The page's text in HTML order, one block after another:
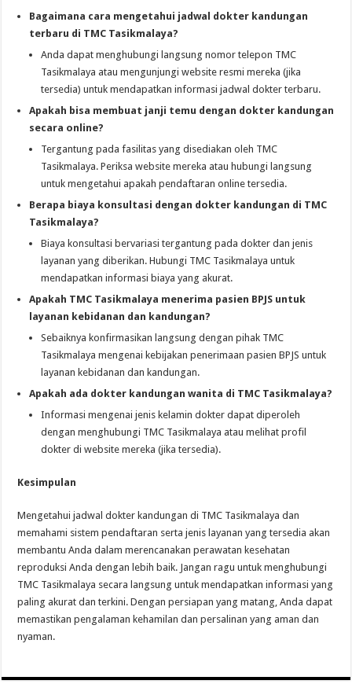
Bagaimana cara mengetahui jadwal dokter kandungan
terbaru di TMC Tasikmalaya?
Anda dapat menghubungi langsung nomor telepon TMC
Tasikmalaya atau mengunjungi website resmi mereka (jika
tersedia) untuk mendapatkan informasi jadwal dokter terbaru.
Apakah bisa membuat janji temu dengan dokter kandungan
secara online?
Tergantung pada fasilitas yang disediakan oleh TMC
Tasikmalaya. Periksa website mereka atau hubungi langsung
untuk mengetahui apakah pendaftaran online tersedia.
Berapa biaya konsultasi dengan dokter kandungan di TMC
Tasikmalaya?
Biaya konsultasi bervariasi tergantung pada dokter dan jenis
layanan yang diberikan. Hubungi TMC Tasikmalaya untuk
mendapatkan informasi biaya yang akurat.
Apakah TMC Tasikmalaya menerima pasien BPJS untuk
layanan kebidanan dan kandungan?
Sebaiknya konfirmasikan langsung dengan pihak TMC
Tasikmalaya mengenai kebijakan penerimaan pasien BPJS untuk
layanan kebidanan dan kandungan.
Apakah ada dokter kandungan wanita di TMC Tasikmalaya?
Informasi mengenai jenis kelamin dokter dapat diperoleh
dengan menghubungi TMC Tasikmalaya atau melihat profil
dokter di website mereka (jika tersedia).
Kesimpulan
Mengetahui jadwal dokter kandungan di TMC Tasikmalaya dan
memahami sistem pendaftaran serta jenis layanan yang tersedia akan
membantu Anda dalam merencanakan perawatan kesehatan
reproduksi Anda dengan lebih baik. Jangan ragu untuk menghubungi
TMC Tasikmalaya secara langsung untuk mendapatkan informasi yang
paling akurat dan terkini. Dengan persiapan yang matang, Anda dapat
memastikan pengalaman kehamilan dan persalinan yang aman dan
nyaman.